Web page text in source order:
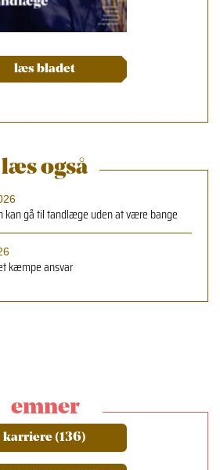
læs bladet
læs også
kan gå til tandlæge uden at være bange
kæmpe ansvar
emner
karriere (136)